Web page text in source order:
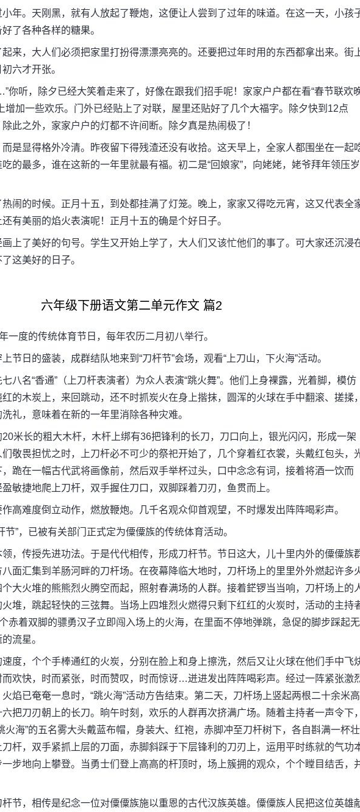
。天刚黑，就有人放起了鞭炮，这便让人尝到了过年的味道。在这一天，小孩
了各种各样的糖果。
，大人们必须把家里打扮得漂漂亮亮的。还要把过年时用的东西都拿出来。街
六才开张。
，除夕已经大笑着走来了，好像在跟我们招手呢！家家户户都在看“春节联欢
增加一些欢乐。门外已经贴上了对联，屋里还贴好了几个大福字。除夕快到12点
此之外，家家户户的灯都不许间断。除夕真是热闹极了！
显得格外冷清。昨夜留下得残渣还没有收拾。这天早上，全家人都围坐在一起
的最多，谁在这新的一年里就最有福。初二是“回娘家”，向姥姥，姥爷拜年领压岁
的时候。正月十五，到处都挂满了灯笼。晚上，家家又得吃元宵，这又代表全
有美丽的焰火表演呢！正月十五的确是个好日子。
了美好的句号。学生又开始上学了，大人们又该忙他们的事了。可大家还沉浸
这美好的日子。
六年级下册语文第二单元作文 篇2
度的传统体育节日，每年农历二月初八举行。
日的盛装，成群结队地来到“刀杆节”会场，观看“上刀山，下火海”活动。
名“香通”（上刀杆表演者）为众人表演“跳火舞”。他们上身裸露，光着脚，模仿
的木炭上，来回跳动，还不时抓炭火在身上揩抹，圆浑的火球在手中翻滚、搓揉，
礼，意味着在新的一年里消除各种灾难。
长的粗大木杆，木杆上绑有36把锋利的长刀，刀口向上，银光闪闪，形成一架
敬畏担忧之时，上刀杆必不可少的祭祀开始了，几个穿着红衣裳，头戴红包头，
跪在一幅古代武将画像前，然后双手举杯过头，口中念念有词，接着将酒一饮而
敏捷地爬上刀杆，双手握住刀口，双脚踩着刀刃，鱼贯而上。
难度倒立动作，燃放鞭炮。几千名观众仰首观望，不时爆发出阵阵喝彩声。
”，已被有关部门正式定为僳僳族的传统体育活动。
传授先进功法。于是代代相传，形成刀杆节。节日这大，儿十里内外的僳僳族
面汇集到羊肠河畔的刀杆场。在夜幕降临大地时，刀杆场上的里里外外燃起许多
大火堆的熊熊烈火腾空而起，照射春满场的人群。接着鋩锣当当响，刀杆场上的
堆，跳起轻快的三弦舞。当场上四堆烈火燃得只剩下红红的火炭时，活动的主持
赤着双脚的骠勇汉子立即闯入场上的火海，在里面不停地弹跳，急促的脚步踩起无
流星。
，个个手棒通红的火炭，分别在脸上和身上擦洗，然后又让火球在他们手中飞
欢快，时而紧张，时而赞叹，时而惊讶…迸进发出阵阵喝彩声。经过一阵紧张激
焰已奄奄一息时，“跳火海”活动方告结束。第二天，刀杆场上竖起两根二十余米高
把刀刃朝上的长刀。晌午时刻，欢乐的人群再次挤满广场。随着主持者一声令下，
火海”的五名雾大头戴蓝布帽，身装大、红袍，赤脚冲至刀杆树下，各自斟满一杯壮
杆，双手紧抓上层的刀面，赤脚斜踩于下层锋利的刀刃上，运用平时练就的气功
步地向上攀登。当勇士们登上高高的杆顶时，场上簇拥的观众，个个瞠目结舌，
，相传是纪念一位对僳僳族施以重恩的古代汉族英雄。僳僳族人民把这位英雄